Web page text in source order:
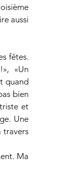
aussi
fêtes.
«Un
quand
bien
et
Une
travers
Ma